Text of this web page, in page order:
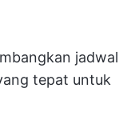
jadwal
tepat untuk